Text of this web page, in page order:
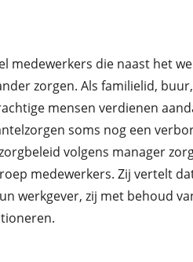
medewerkers die naast het
zorgen. Als familielid,
mensen verdienen
soms nog een
volgens manager
medewerkers. Zij vertelt
werkgever, zij met behoud